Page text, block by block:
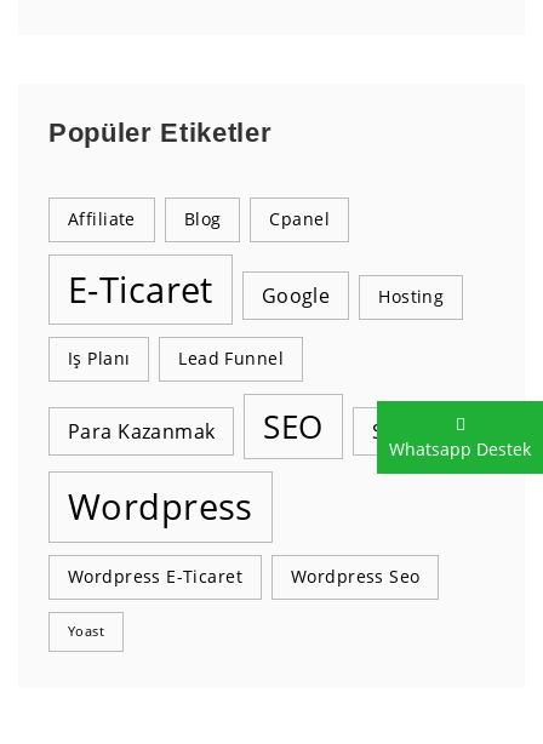
Popüler Etiketler
Affiliate Blog Cpanel
E-Ticaret Google Hosting
Iş Planı Lead Funnel
Para Kazanmak SEO Sucuri
Wordpress
Wordpress E-Ticaret Wordpress Seo
Yoast
Whatsapp Destek